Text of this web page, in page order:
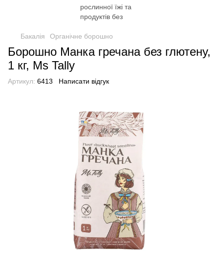
Бакалія Органічне борошно
Борошно Манка гречана без глютену,
1 кг, Ms Tally
Артикул: 6413 Написати відгук